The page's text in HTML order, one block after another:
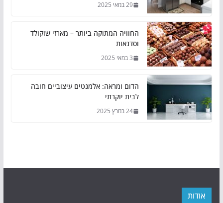
29 במאי 2025
החוויה המתוקה ביותר – מארזי שוקולד
וסדנאות
3 במאי 2025
הדום ומראה: אלמנטים עיצוביים חובה
לבית יוקרתי
24 במרץ 2025
אודות